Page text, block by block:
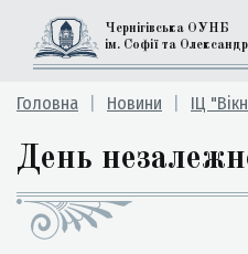
Чернігівська ОУНБ
ім. Софії та
Головна Новини ІЦ
День